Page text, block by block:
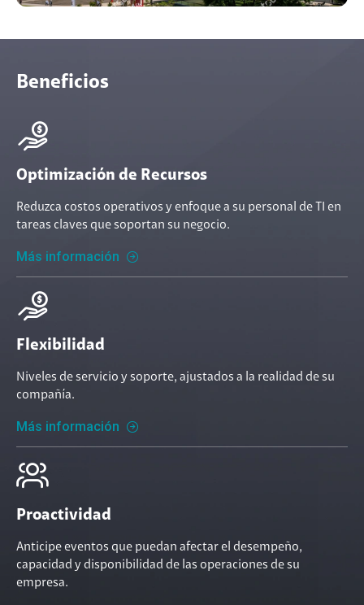
Beneficios
Optimización de Recursos
Reduzca costos operativos y enfoque a su personal de TI en
tareas claves que soportan su negocio.
Más información
Flexibilidad
Niveles de servicio y soporte, ajustados a la realidad de su
compañía.
Más información
Proactividad
Anticipe eventos que puedan afectar el desempeño,
capacidad y disponibilidad de las operaciones de su
empresa.